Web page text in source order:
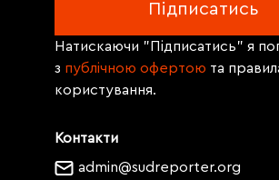
Контакти
admin@sudreporter.org
Натискаючи "Підписатись" я
з публічною офертою та
користування.